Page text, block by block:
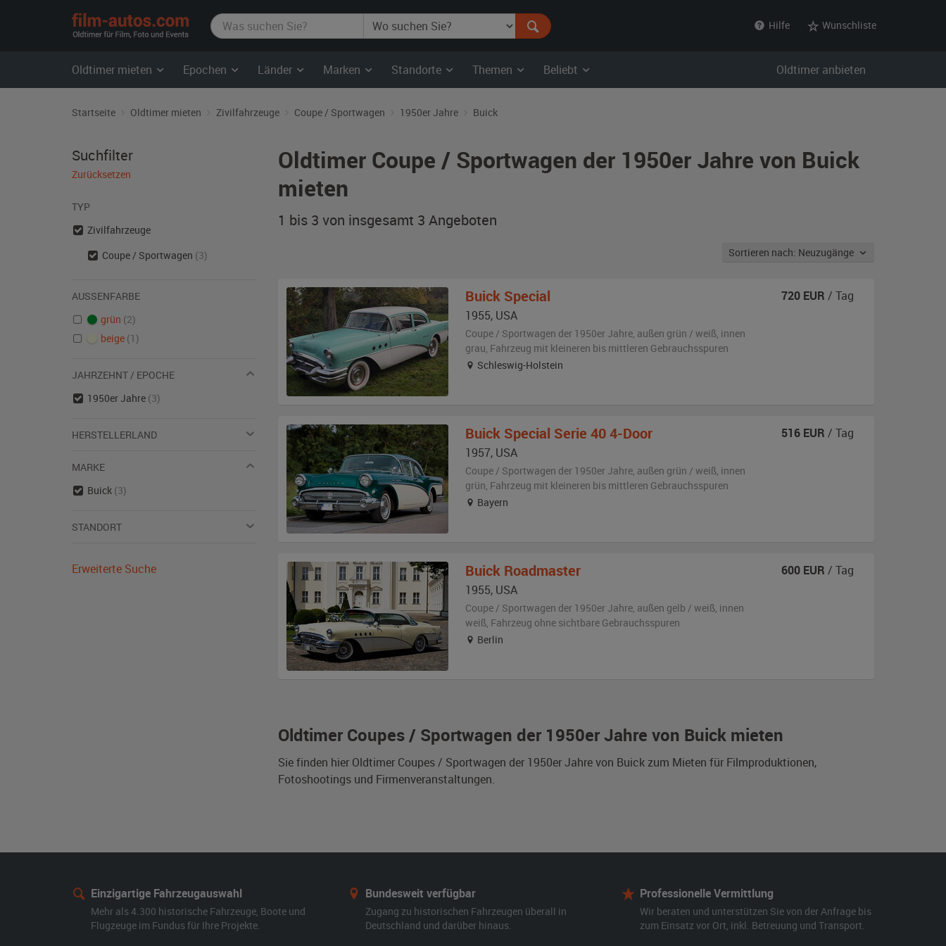
film-
autos.com
Hilfe Wunschliste
Oldtimer mieten Epochen Länder Marken Standorte Themen Beliebt Oldtimer anbieten
Startseite Oldtimer mieten Zivilfahrzeuge Coupe / Sportwagen 1950er Jahre Buick
Oldtimer Coupe / Sportwagen der 1950er Jahre von Buick
mieten
1 bis 3 von insgesamt 3 Angeboten
Sortieren nach: Neuzugänge
Oldtimer Coupes / Sportwagen der 1950er Jahre von Buick mieten
Sie finden hier Oldtimer Coupes / Sportwagen der 1950er Jahre von Buick zum Mieten für Filmproduktionen,
Fotoshootings und Firmenveranstaltungen.
Buick Special
1955, USA
Coupe / Sportwagen der 1950er Jahre, außen grün / weiß, innen
grau, Fahrzeug mit kleineren bis mittleren Gebrauchsspuren
Schleswig-Holstein
720 EUR / Tag
Buick Special Serie 40 4-Door
1957, USA
Coupe / Sportwagen der 1950er Jahre, außen grün / weiß, innen
grün, Fahrzeug mit kleineren bis mittleren Gebrauchsspuren
Bayern
516 EUR / Tag
Buick Roadmaster
1955, USA
Coupe / Sportwagen der 1950er Jahre, außen gelb / weiß, innen
weiß, Fahrzeug ohne sichtbare Gebrauchsspuren
Berlin
600 EUR / Tag
Suchfilter
Zurücksetzen
TYP
Zivilfahrzeuge
Coupe / Sportwagen (3)
AUSSENFARBE
grün (2)
beige (1)
JAHRZEHNT / EPOCHE
1950er Jahre (3)
HERSTELLERLAND
MARKE
Buick (3)
STANDORT
Erweiterte Suche
Einzigartige Fahrzeugauswahl
Mehr als 4.300 historische Fahrzeuge, Boote und
Flugzeuge im Fundus für Ihre Projekte.
Bundesweit verfügbar
Zugang zu historischen Fahrzeugen überall in
Deutschland und darüber hinaus.
Professionelle Vermittlung
Wir beraten und unterstützen Sie von der Anfrage bis
zum Einsatz vor Ort, inkl. Betreuung und Transport.